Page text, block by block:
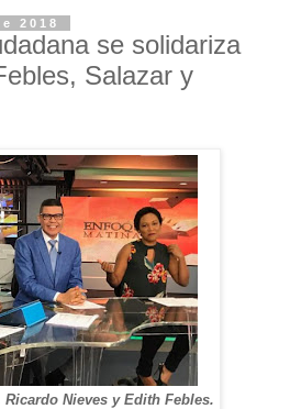
2018
se solidariza
Salazar y
Ricardo Nieves y Edith Febles.